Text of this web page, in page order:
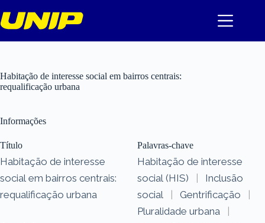
para
o
Habitação de interesse social em bairros centrais:
requalificação urbana
Informações
Título
Habitação de interesse
social em bairros centrais:
requalificação urbana
Palavras-chave
Habitação de interesse
social (HIS)
|
Inclusão
social
| Gentrificação
|
Pluralidade urbana
|